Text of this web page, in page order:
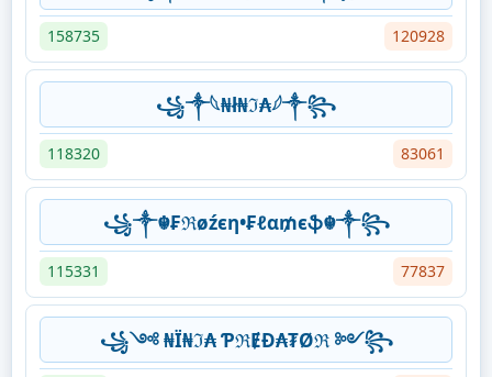
158735 120928
꧁⁣༒𓆩₦ł₦ℑ₳𓆪༒꧂
118320 83061
꧁༒☬₣ℜøźєη•₣ℓα₥єֆ☬༒꧂
115331 77837
꧁༺ ₦Ї₦ℑ₳ ƤℜɆĐ₳₮Øℜ ༻꧂